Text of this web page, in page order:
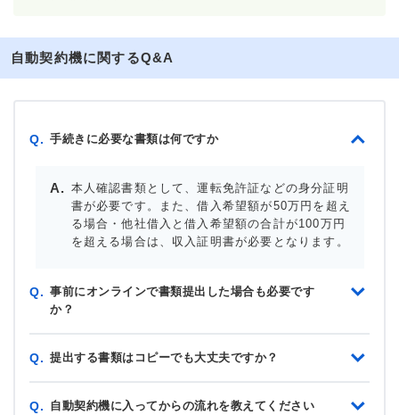
自動契約機に関するQ&A
Q. 手続きに必要な書類は何ですか
本人確認書類として、運転免許証などの身分証明
書が必要です。また、借入希望額が50万円を超え
る場合・他社借入と借入希望額の合計が100万円
を超える場合は、収入証明書が必要となります。
Q. 事前にオンラインで書類提出した場合も必要です
か？
Q. 提出する書類はコピーでも大丈夫ですか？
Q. 自動契約機に入ってからの流れを教えてください